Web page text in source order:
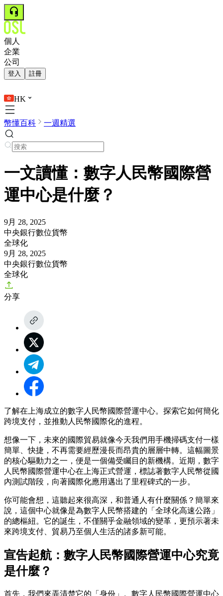
個人
企業
公司
登入 註冊
HK
幣懂百科 一週精選
一文讀懂：數字人民幣國際營
運中心是什麼？
9月 28, 2025
中央銀行數位貨幣
全球化
9月 28, 2025
中央銀行數位貨幣
全球化
分享
了解在上海成立的數字人民幣國際營運中心。探索它如何簡化
跨境支付，並推動人民幣國際化的進程。
想像一下，未來的國際貿易就像今天我們用手機掃碼支付一樣
簡單、快捷，不再需要經歷漫長而昂貴的層層中轉。這幅圖景
的核心驅動力之一，便是一個備受矚目的新機構。近期，數字
人民幣國際營運中心在上海正式營運，標誌著數字人民幣從國
內測試階段，向著國際化應用邁出了里程碑式的一步。
你可能會想，這聽起來很高深，和普通人有什麼關係？簡單來
說，這個中心就像是為數字人民幣搭建的「全球化高速公路」
的總樞紐。它的誕生，不僅關乎金融領域的變革，更預示著未
來跨境支付、貿易乃至個人生活的諸多新可能。
宣告起航：數字人民幣國際營運中心究竟
是什麼？
首先，我們來弄清楚它的「身份」。數字人民幣國際營運中心